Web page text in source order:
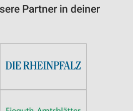
Partner in deiner